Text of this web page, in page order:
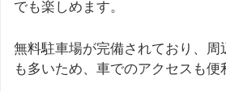
でも楽しめます。
無料駐車場が完備されており、周
も多いため、車でのアクセスも便